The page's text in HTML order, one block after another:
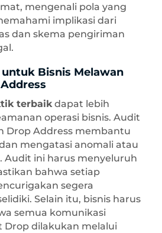
mengenali pola yang
implikasi dari
dan skema pengiriman
Bisnis Melawan
terbaikdapat lebih
operasi bisnis. Audit
Drop Address membantu
mengatasi anomali atau
Audit ini harus menyeluruh
bahwa setiap
segera
Selain itu, bisnis harus
semua komunikasi
Drop dilakukan melalui